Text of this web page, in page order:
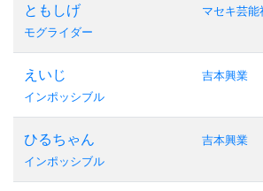
ともしげ
モグライダー
マセキ芸能
えいじ
インポッシブル
吉本興業
ひるちゃん
インポッシブル
吉本興業